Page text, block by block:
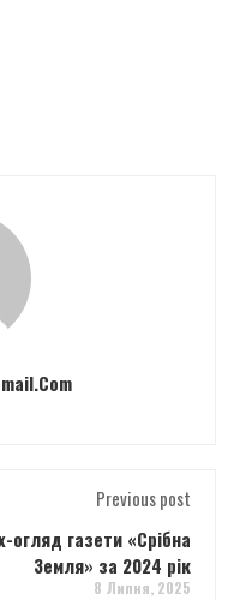
Previous post
газети «Срібна
Земля» за 2024 рік
8 Липня, 2025